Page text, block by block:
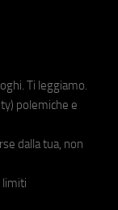
Ti leggiamo.
polemiche e
dalla tua, non
limiti